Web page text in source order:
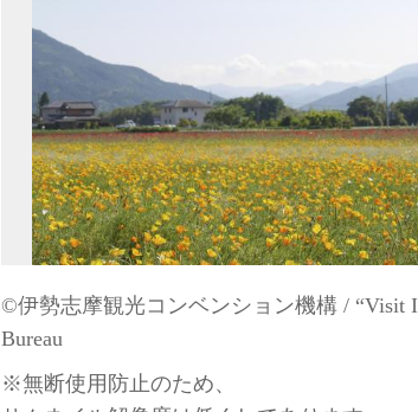
©伊勢志摩観光コンベンション機構 / “Visit
Bureau
※無断使用防止のため、